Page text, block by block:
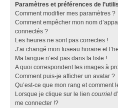
Paramètres et préférences de
Comment modifier mes paramètres ?
Comment empêcher mon nom
connectés ?
Les heures ne sont pas correctes !
J’ai changé mon fuseau horaire et
Ma langue n’est pas dans la liste !
A quoi correspondent les images à
Comment puis-je afficher un avatar ?
Qu’est-ce que mon rang et comment
Lorsque je clique sur le lien courriel
me connecter !?